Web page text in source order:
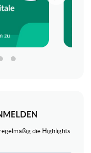
die Highlights